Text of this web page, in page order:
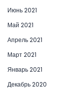
Июнь 2021
Май 2021
Апрель 2021
Март 2021
Январь 2021
Декабрь 2020